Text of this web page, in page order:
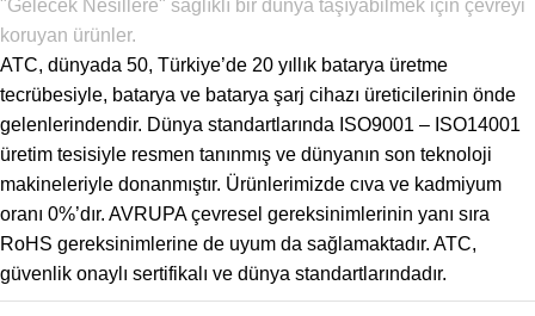
"Gelecek Nesillere" sağlıklı bir dünya taşıyabilmek için çevreyi
koruyan ürünler.
ATC, dünyada 50, Türkiye’de 20 yıllık batarya üretme
tecrübesiyle, batarya ve batarya şarj cihazı üreticilerinin önde
gelenlerindendir. Dünya standartlarında ISO9001 – ISO14001
üretim tesisiyle resmen tanınmış ve dünyanın son teknoloji
makineleriyle donanmıştır. Ürünlerimizde cıva ve kadmiyum
oranı 0%’dır. AVRUPA çevresel gereksinimlerinin yanı sıra
RoHS gereksinimlerine de uyum da sağlamaktadır. ATC,
güvenlik onaylı sertifikalı ve dünya standartlarındadır.